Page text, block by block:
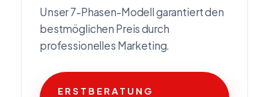
Unser 7-Phasen-Modell garantiert den
bestmöglichen Preis durch
professionelles Marketing.
ERSTBERATUNG